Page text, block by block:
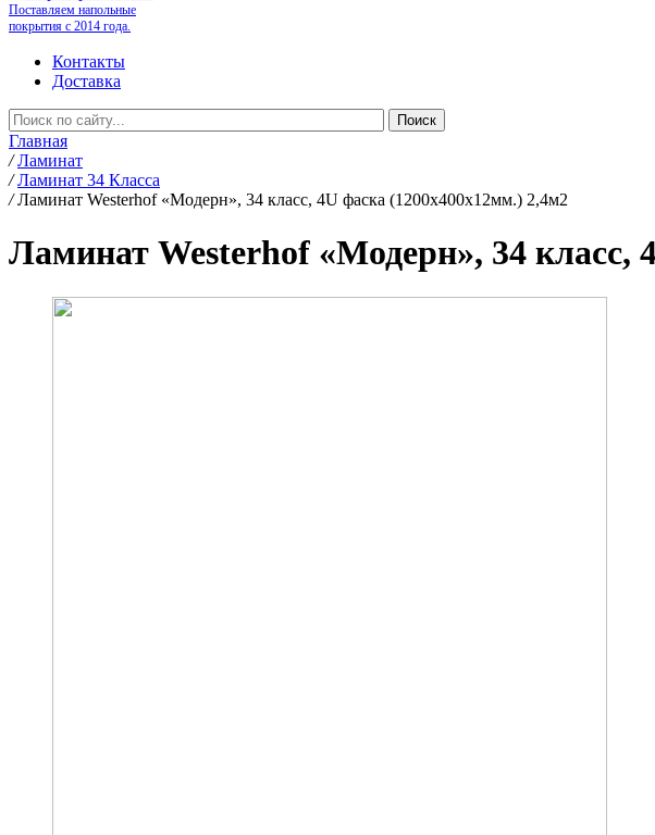
Поставляем напольные
покрытия с 2014 года.
Контакты
Доставка
Главная
/ Ламинат
/ Ламинат 34 Класса
/ Ламинат Westerhof «Модерн», 34 класс, 4U фаска (1200х400х12мм.) 2,4м2
Ламинат Westerhof «Модерн», 34 класс,